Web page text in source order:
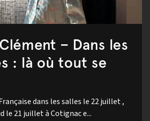
– Dans les
: là où tout se
dans les salles le 22 juillet ,
le 21 juillet à Cotignac e...